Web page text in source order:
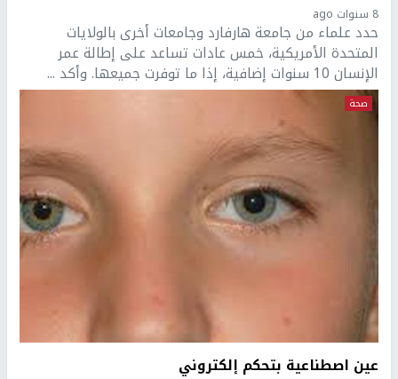
8 سنوات ago
حدد علماء من جامعة هارفارد وجامعات أخرى بالولايات
المتحدة الأمريكية، خمس عادات تساعد على إطالة عمر
الإنسان 10 سنوات إضافية، إذا ما توفرت جميعها. وأكد ...
صحة
عين اصطناعية بتحكم إلكتروني